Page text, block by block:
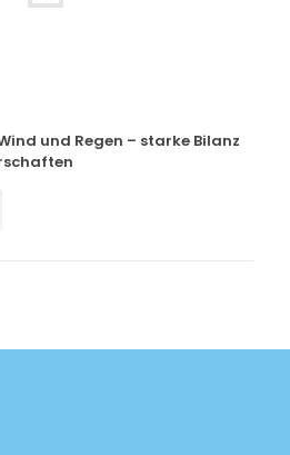
und Regen – starke Bilanz